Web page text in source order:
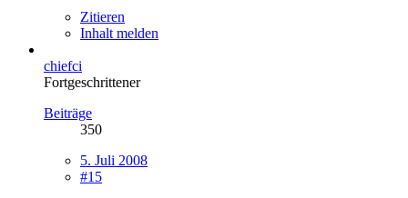
Zitieren
Inhalt melden
chiefci
Fortgeschrittener
Beiträge
350
5. Juli 2008
#15